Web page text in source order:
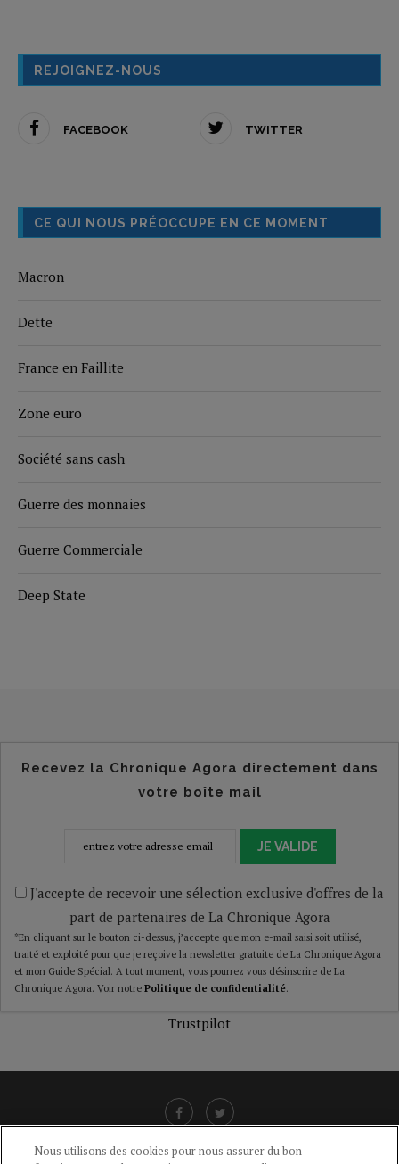
REJOIGNEZ-NOUS
FACEBOOK TWITTER
CE QUI NOUS PRÉOCCUPE EN CE MOMENT
Macron
Dette
France en Faillite
Zone euro
Société sans cash
Guerre des monnaies
Guerre Commerciale
Deep State
Recevez la Chronique Agora directement dans
votre boîte mail
JE VALIDE
J'accepte de recevoir une sélection exclusive d'offres de la
part de partenaires de La Chronique Agora
*En cliquant sur le bouton ci-dessus, j’accepte que mon e-mail saisi soit utilisé,
traité et exploité pour que je reçoive la newsletter gratuite de La Chronique Agora
et mon Guide Spécial. A tout moment, vous pourrez vous désinscrire de La
Chronique Agora. Voir notre Politique de confidentialité.
Trustpilot
Nous utilisons des cookies pour nous assurer du bon